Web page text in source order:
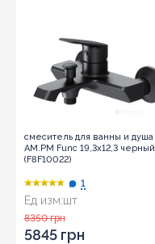
смеситель для ванны и душа
AM.PM Func 19,3х12,3 черный
(F8F10022)
Ед изм:шт
1
8350 грн
5845 грн